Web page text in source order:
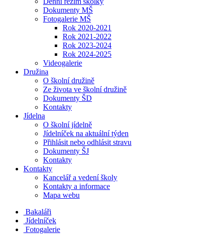
Dokumenty MŠ
Fotogalerie MŠ
Rok 2020-2021
Rok 2021-2022
Rok 2023-2024
Rok 2024-2025
Videogalerie
Družina
O školní družině
Ze života ve školní družině
Dokumenty ŠD
Kontakty
Jídelna
O školní jídelně
Jídelníček na aktuální týden
Přihlásit nebo odhlásit stravu
Dokumenty ŠJ
Kontakty
Kontakty
Kancelář a vedení školy
Kontakty a informace
Mapa webu
Bakaláři
Jídelníček
Fotogalerie